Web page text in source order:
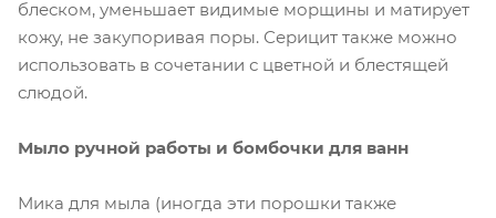
блеском, уменьшает видимые морщины и матирует
кожу, не закупоривая поры. Серицит также можно
использовать в сочетании с цветной и блестящей
слюдой.
Мыло ручной работы и бомбочки для ванн
Мика для мыла (иногда эти порошки также